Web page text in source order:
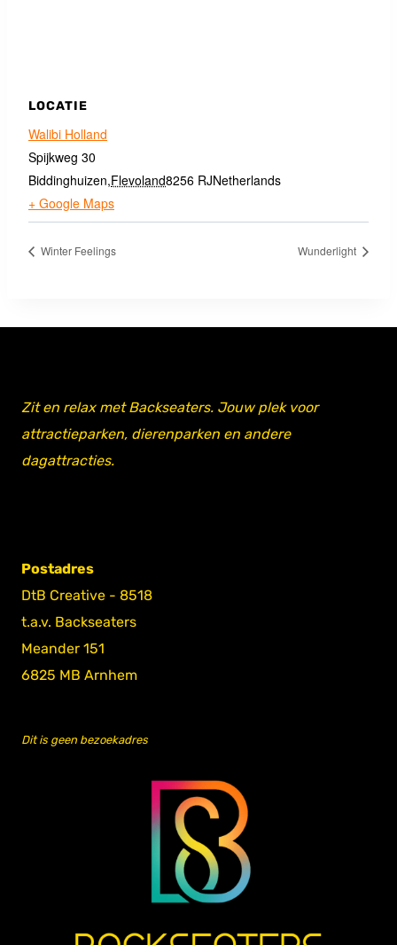
LOCATIE
Walibi Holland
Spijkweg 30
Biddinghuizen,Flevoland8256 RJNetherlands
+ Google Maps
Winter Feelings Wunderlight
Zit en relax met Backseaters. Jouw plek voor
attractieparken, dierenparken en andere
dagattracties.
Postadres
DtB Creative - 8518
t.a.v. Backseaters
Meander 151
6825 MB Arnhem
Dit is geen bezoekadres